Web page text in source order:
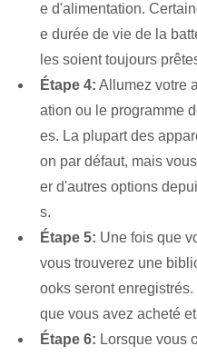
e d'alimentation.
e durée de vie de la
les soient toujours
Étape 4: Allumez votre
ation ou le programme
es. La plupart des
on par défaut, mais
er d'autres options
s.
Étape 5: Une fois que
vous trouverez une
ooks seront
que vous avez acheté
Étape 6: Lorsque vous